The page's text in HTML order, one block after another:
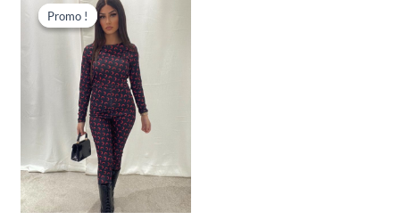
Promo !
Promo !
prix
initial
était :
€34,00.
prix
actuel
est :
€15,00.
choisies
sur
la